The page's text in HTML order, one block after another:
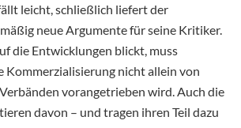
leicht, schließlich liefert der
neue Argumente für seine Kritiker.
die Entwicklungen blickt, muss
Kommerzialisierung nicht allein von
vorangetrieben wird. Auch die
davon – und tragen ihren Teil dazu